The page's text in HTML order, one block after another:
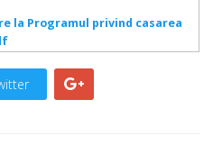
la Programul privind casarea